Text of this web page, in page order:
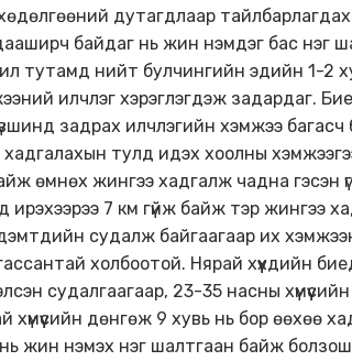
дутагдлаар
байдаг нь жин нэмдэг бас нэг
тутамд нийт булчингийн эдийн 1-2
илчлэг хэрэглэгдэж задардаг.
задрах илчлэгийн хэмжээ
тулд идэх хоолны
өмнөх жингээ хадгалж чадна гэсэн
ирэхээрээ 7 км гүйж байж тэр жингээ
судалж байгаагаар их
холбоотой. Нярай хүүхдийн
судалгаагаар, 23-35 насны
дөнгөж 9 хувь нь бор өөхөө
жин нэмэх нэг шалтгаан байж